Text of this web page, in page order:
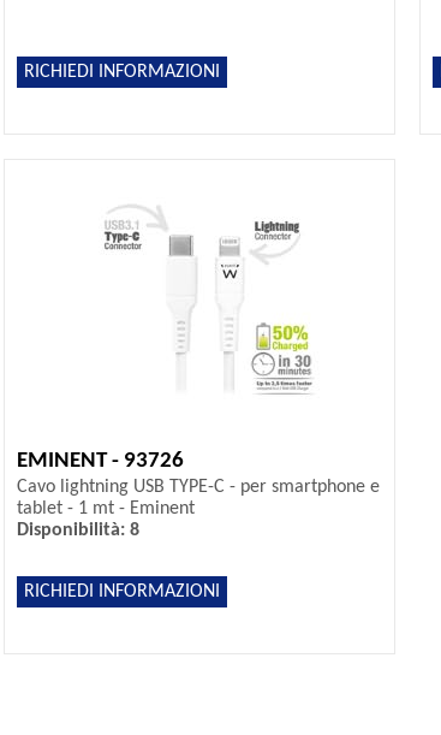
RICHIEDI INFORMAZIONI
EMINENT - 93726
Cavo lightning USB TYPE-C - per smartphone e
tablet - 1 mt - Eminent
Disponibilità: 8
RICHIEDI INFORMAZIONI